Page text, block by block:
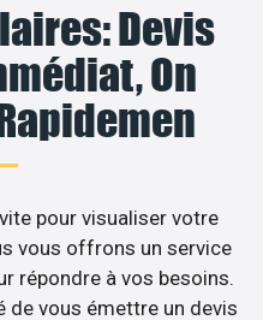
Devis
On
pour visualiser votre
vous offrons un service
répondre à vos besoins.
de vous émettre un devis